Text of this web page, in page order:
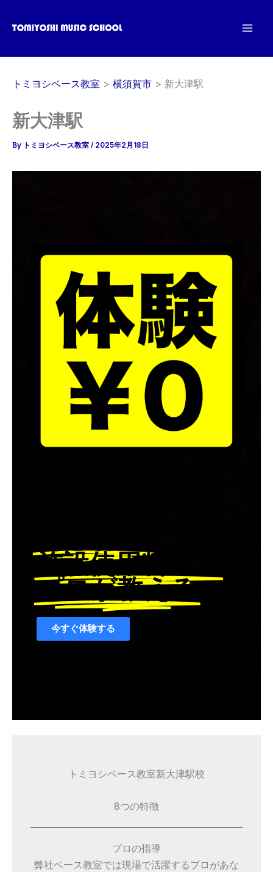
ス
トミヨシベース教室 横須賀市 新大津駅
新大津駅
By トミヨシベース教室 / 2025年2月18日
施設使用料￥０
プロが教える
今すぐ体験する
トミヨシベース教室新大津駅校
8つの特徴
プロの指導
弊社ベース教室では現場で活躍するプロがあな